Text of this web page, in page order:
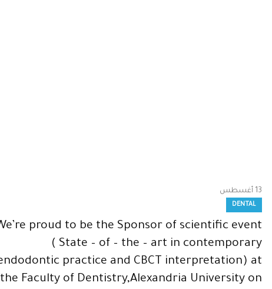
13 أغسطس
DENTAL
proud to be the Sponsor of scientific event
( State – of – the – art in contemporary
practice and CBCT interpretation) at
the Faculty of Dentistry,Alexandria University on